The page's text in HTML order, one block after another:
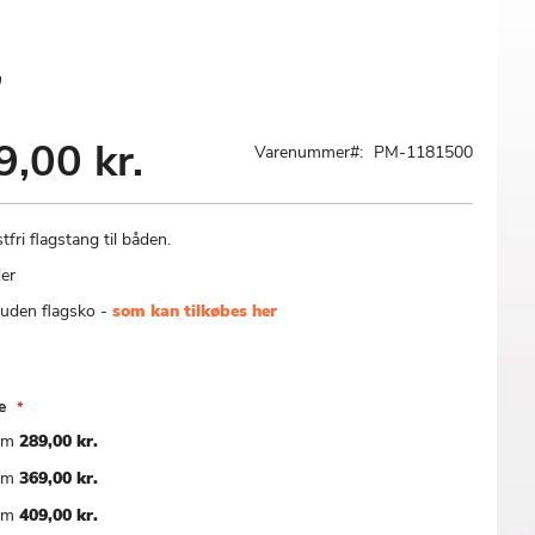
kr. Varenummer PM-1181500
flagstang til båden.
flagsko - som kan tilkøbes her
289,00 kr.
369,00 kr.
409,00 kr.